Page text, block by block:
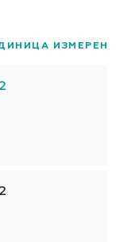
ИЗМЕРЕНИЯ